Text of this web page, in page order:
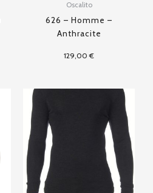
Oscalito
626 – Homme –
Anthracite
129,00€